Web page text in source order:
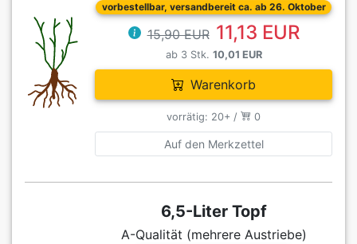
vorbestellbar, versandbereit ca. ab 26. Oktober
15,90 EUR 11,13 EUR
ab 3 Stk. 10,01 EUR
Warenkorb
vorrätig: 20+ / 0
Auf den Merkzettel
6,5-Liter Topf
A-Qualität (mehrere Austriebe)